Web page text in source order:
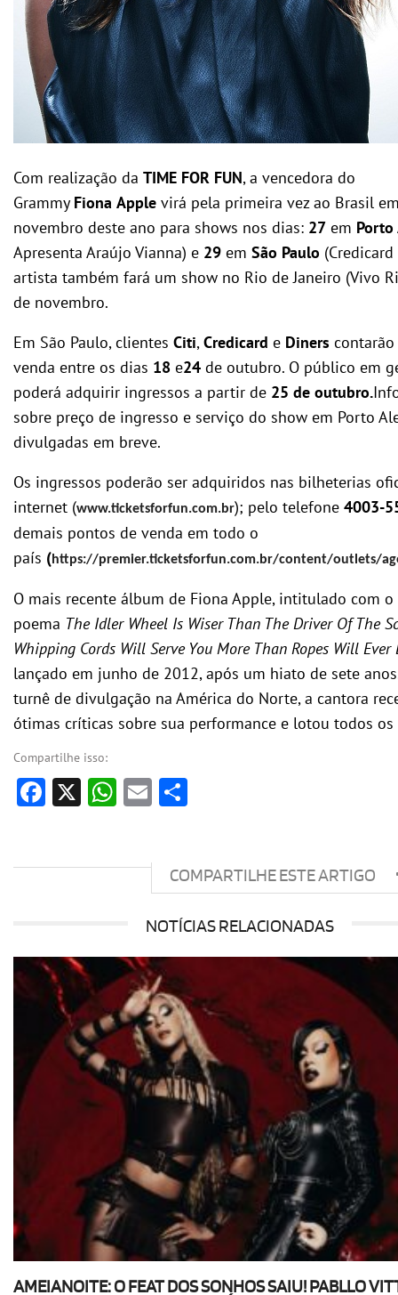
Com realização da TIME FOR FUN, a vencedora do
Grammy Fiona Apple virá pela primeira vez ao Brasil
novembro deste ano para shows nos dias: 27 em Porto
Apresenta Araújo Vianna) e 29 em São Paulo (Credicard
artista também fará um show no Rio de Janeiro (Vivo
de novembro.
Em São Paulo, clientes Citi,Credicard e Diners
venda entre os dias 18 e24 de outubro. O público em
poderá adquirir ingressos a partir de 25 de outubro.
sobre preço de ingresso e serviço do show em Porto
divulgadas em breve.
Os ingressos poderão ser adquiridos nas bilheterias
internet (www.ticketsforfun.com.br); pelo telefone 4003-
demais pontos de venda em todo o
país (https://premier.ticketsforfun.com.br/content/outlets/
O mais recente álbum de Fiona Apple, intitulado com o
poema The Idler Wheel Is Wiser Than The Driver Of The
Whipping Cords Will Serve You More Than Ropes Will Ever
lançado em junho de 2012, após um hiato de sete
turnê de divulgação na América do Norte, a cantora
ótimas críticas sobre sua performance e lotou todos os
Compartilhe isso:
Facebook
X WhatsApp
Email
COMPARTILHE ESTE ARTIGO
NOTÍCIAS RELACIONADAS
AMEIANOITE: O FEAT DOS SONHOS SAIU! PABLLO